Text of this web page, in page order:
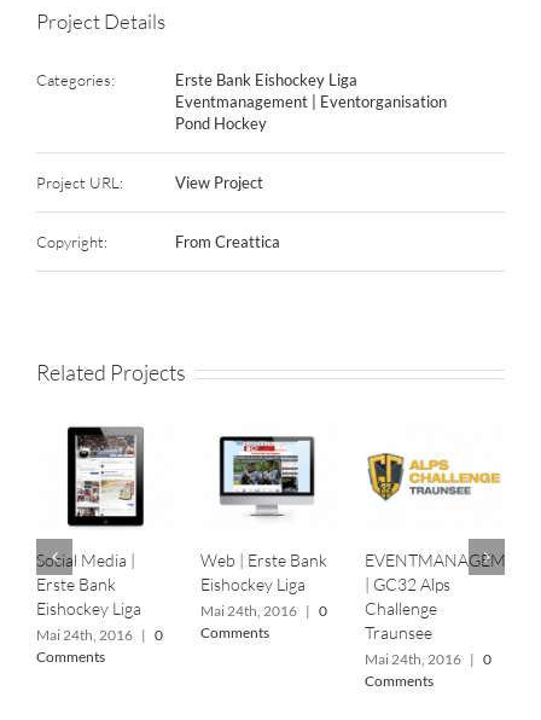
Project Details
Categories:
Erste Bank Eishockey Liga
Eventmanagement | Eventorganisation
Pond Hockey
Project URL: View Project
Copyright: From Creattica
Related Projects
Social Media |
Erste Bank
Eishockey Liga
Mai 24th, 2016 | 0
Comments
Web | Erste Bank
Eishockey Liga
Mai 24th, 2016 | 0
Comments
EVENTMANAGEMENT
| GC32 Alps
Challenge
Traunsee
Mai 24th, 2016 | 0
Comments